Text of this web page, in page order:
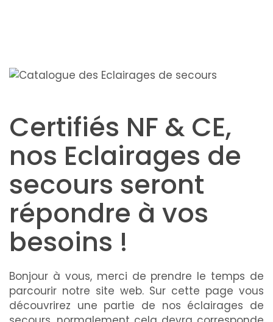
Certifiés NF & CE,
nos Eclairages de
secours seront
répondre à vos
besoins !
Bonjour à vous, merci de prendre le temps de
parcourir notre site web. Sur cette page vous
découvrirez une partie de nos éclairages de